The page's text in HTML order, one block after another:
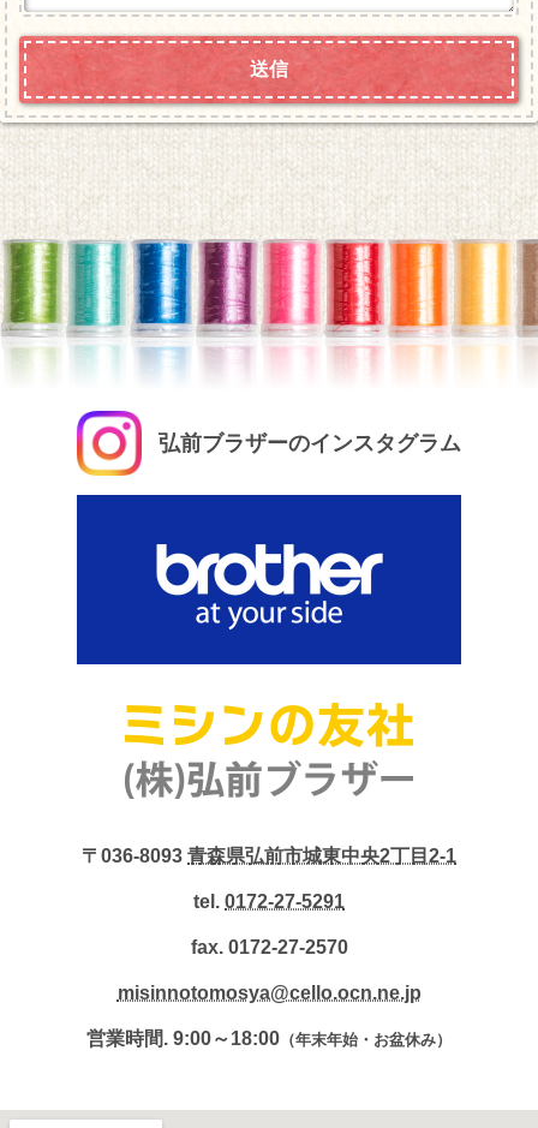
弘前ブラザーのインスタグラム
〒036-8093 青森県弘前市城東中央2丁目2-1
tel. 0172-27-5291
fax. 0172-27-2570
misinnotomosya@cello.ocn.ne.jp
営業時間. 9:00～18:00 （年末年始・お盆休み）